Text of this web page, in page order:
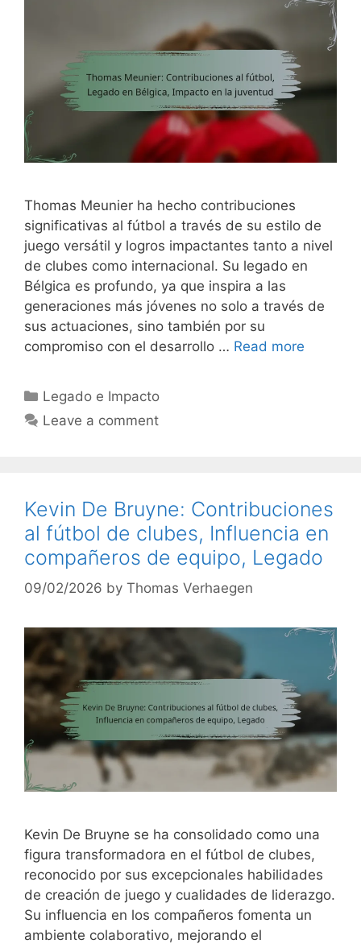
Thomas Meunier ha hecho contribuciones
significativas al fútbol a través de su estilo de
juego versátil y logros impactantes tanto a nivel
de clubes como internacional. Su legado en
Bélgica es profundo, ya que inspira a las
generaciones más jóvenes no solo a través de
sus actuaciones, sino también por su
compromiso con el desarrollo … Read more
Categories
Legado e Impacto
Leave a comment
Kevin De Bruyne: Contribuciones
al fútbol de clubes, Influencia en
compañeros de equipo, Legado
09/02/2026 by Thomas Verhaegen
Kevin De Bruyne se ha consolidado como una
figura transformadora en el fútbol de clubes,
reconocido por sus excepcionales habilidades
de creación de juego y cualidades de liderazgo.
Su influencia en los compañeros fomenta un
ambiente colaborativo, mejorando el